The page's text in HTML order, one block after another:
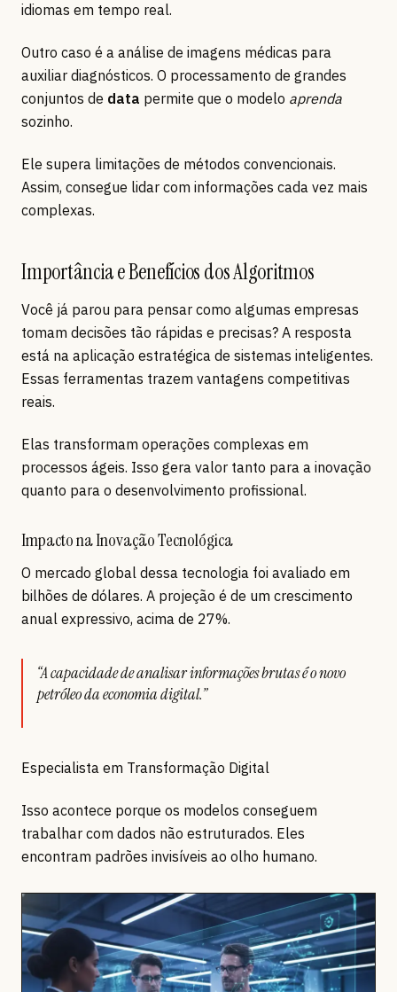
idiomas em tempo real.
Outro caso é a análise de imagens médicas para
auxiliar diagnósticos. O processamento de grandes
conjuntos de data permite que o modelo aprenda
sozinho.
Ele supera limitações de métodos convencionais.
Assim, consegue lidar com informações cada vez mais
complexas.
Importância e Benefícios dos Algoritmos
Você já parou para pensar como algumas empresas
tomam decisões tão rápidas e precisas? A resposta
está na aplicação estratégica de sistemas inteligentes.
Essas ferramentas trazem vantagens competitivas
reais.
Elas transformam operações complexas em
processos ágeis. Isso gera valor tanto para a inovação
quanto para o desenvolvimento profissional.
Impacto na Inovação Tecnológica
O mercado global dessa tecnologia foi avaliado em
bilhões de dólares. A projeção é de um crescimento
anual expressivo, acima de 27%.
“A capacidade de analisar informações brutas é o novo
petróleo da economia digital.”
Especialista em Transformação Digital
Isso acontece porque os modelos conseguem
trabalhar com dados não estruturados. Eles
encontram padrões invisíveis ao olho humano.